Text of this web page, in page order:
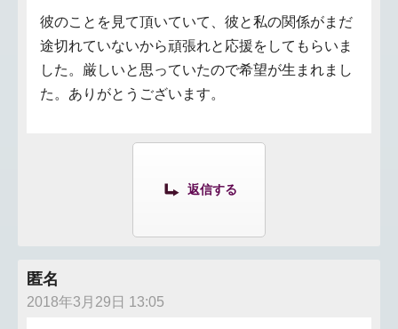
彼のことを見て頂いていて、彼と私の関係がまだ
途切れていないから頑張れと応援をしてもらいま
した。厳しいと思っていたので希望が生まれまし
た。ありがとうございます。
返信する
匿名
2018年3月29日 13:05